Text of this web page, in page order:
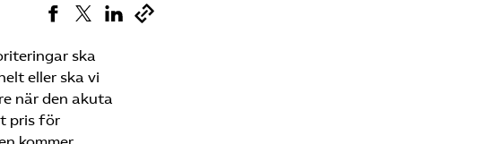
ska
eller ska vi
när den akuta
pris för